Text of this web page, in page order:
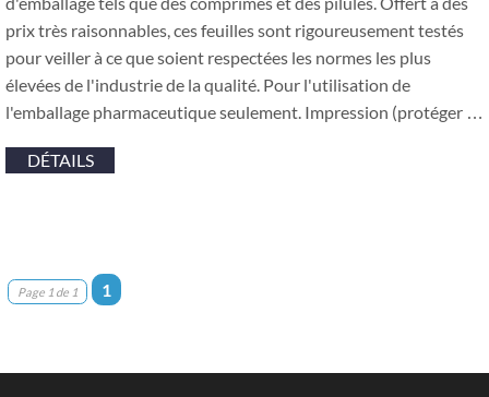
prix très raisonnables, ces feuilles sont rigoureusement testés
pour veiller à ce que soient respectées les normes les plus
élevées de l'industrie de la qualité. Pour l'utilisation de
l'emballage pharmaceutique seulement. Impression (protéger …
DÉTAILS
Page 1 de 1 1